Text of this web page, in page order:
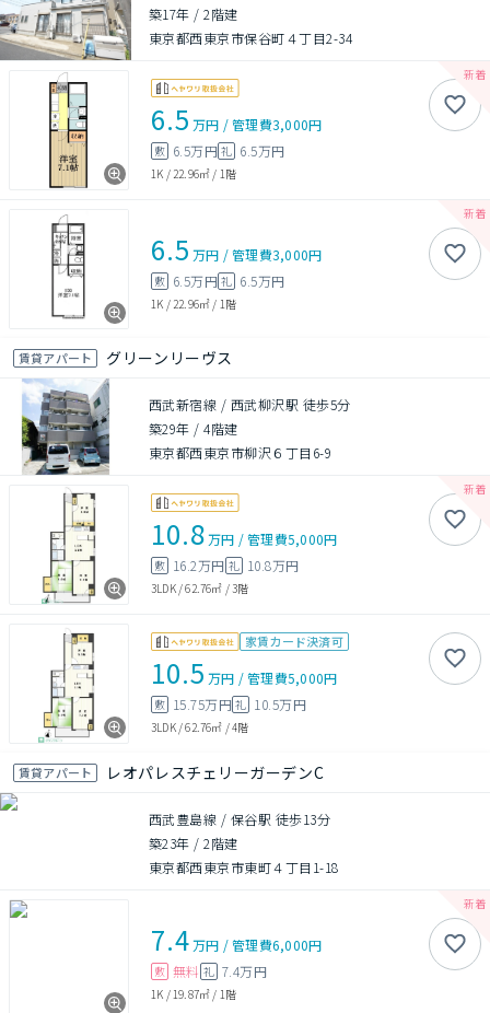
築17年 /2階建
東京都西東京市保谷町４丁目2-34
6.5 万円 /管理費3,000円
敷 6.5万円礼 6.5万円
1K /22.96㎡ / 1階
6.5 万円 /管理費3,000円
敷 6.5万円礼 6.5万円
1K / 22.96㎡ / 1階
賃貸アパート グリーンリーヴス
西武新宿線 / 西武柳沢駅 徒歩5分
築29年 /4階建
東京都西東京市柳沢６丁目6-9
10.8万円 /管理費5,000円
敷 16.2万円 礼 10.8万円
3LDK/62.76㎡ /3階
家賃カード決済可
10.5 万円 /管理費5,000円
敷 15.75万円礼 10.5万円
3LDK/62.76㎡ /4階
賃貸アパート レオパレスチェリーガーデンC
西武豊島線 / 保谷駅 徒歩13分
築23年 /2階建
東京都西東京市東町４丁目1-18
7.4万円 /管理費6,000円
敷 無料 礼 7.4万円
1K / 19.87㎡ / 1階